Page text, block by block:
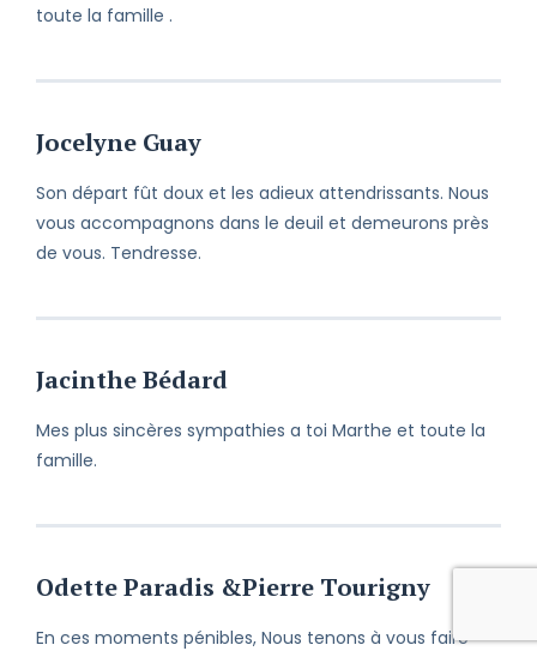
toute la famille .
Jocelyne Guay
Son départ fût doux et les adieux attendrissants. Nous
vous accompagnons dans le deuil et demeurons près
de vous. Tendresse.
Jacinthe Bédard
Mes plus sincères sympathies a toi Marthe et toute la
famille.
Odette Paradis &Pierre Tourigny
En ces moments pénibles, Nous tenons à vous faire